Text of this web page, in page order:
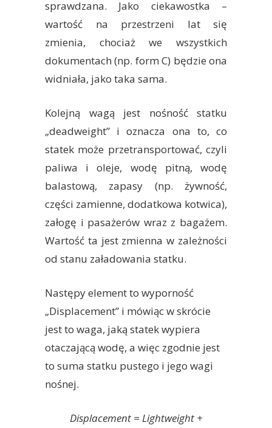
sprawdzana. Jako ciekawostka –
wartość na przestrzeni lat się
zmienia, chociaż we wszystkich
dokumentach (np. form C) będzie ona
widniała, jako taka sama.
Kolejną wagą jest nośność statku
„deadweight” i oznacza ona to, co
statek może przetransportować, czyli
paliwa i oleje, wodę pitną, wodę
balastową, zapasy (np. żywność,
części zamienne, dodatkowa kotwica),
załogę i pasażerów wraz z bagażem.
Wartość ta jest zmienna w zależności
od stanu załadowania statku.
Następy element to wyporność
„Displacement” i mówiąc w skrócie
jest to waga, jaką statek wypiera
otaczającą wodę, a więc zgodnie jest
to suma statku pustego i jego wagi
nośnej.
Displacement = Lightweight +